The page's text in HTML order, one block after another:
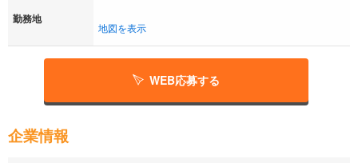
勤務地
地図を表示
WEB応募する
企業情報